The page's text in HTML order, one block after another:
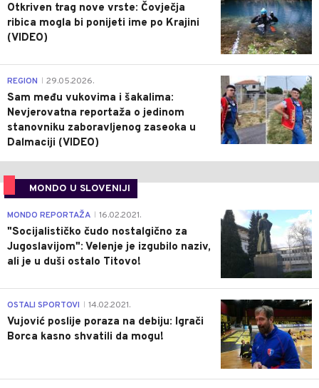
Otkriven trag nove vrste: Čovječja
ribica mogla bi ponijeti ime po Krajini
(VIDEO)
0
REGION 29.05.2026.
Sam među vukovima i šakalima:
Nevjerovatna reportaža o jedinom
stanovniku zaboravljenog zaseoka u
Dalmaciji (VIDEO)
MONDO U SLOVENIJI
4
MONDO REPORTAŽA 16.02.2021.
"Socijalističko čudo nostalgično za
Jugoslavijom": Velenje je izgubilo naziv,
ali je u duši ostalo Titovo!
1
OSTALI SPORTOVI 14.02.2021.
Vujović poslije poraza na debiju: Igrači
Borca kasno shvatili da mogu!